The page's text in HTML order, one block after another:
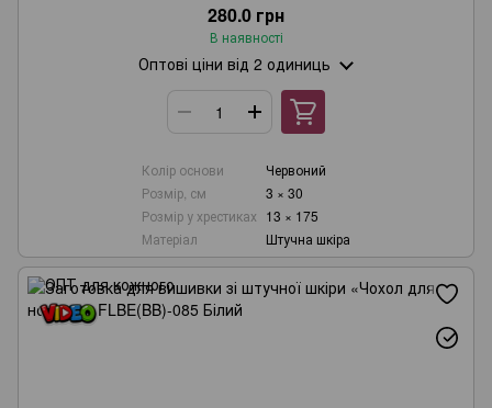
280.0 грн
В наявності
Оптові ціни від 2 одиниць
Колір основи
Червоний
Розмір, см
3 × 30
Розмір у хрестиках 13 × 175
Матеріал
Штучна шкіра